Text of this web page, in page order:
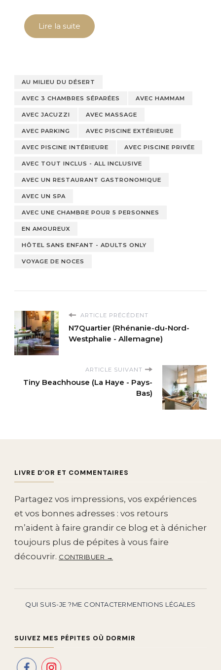
Lire la suite
AU MILIEU DU DÉSERT
AVEC 3 CHAMBRES SÉPARÉES AVEC HAMMAM
AVEC JACUZZI AVEC MASSAGE
AVEC PARKING AVEC PISCINE EXTÉRIEURE
AVEC PISCINE INTÉRIEURE AVEC PISCINE PRIVÉE
AVEC TOUT INCLUS - ALL INCLUSIVE
AVEC UN RESTAURANT GASTRONOMIQUE
AVEC UN SPA
AVEC UNE CHAMBRE POUR 5 PERSONNES
EN AMOUREUX
HÔTEL SANS ENFANT - ADULTS ONLY
VOYAGE DE NOCES
ARTICLE PRÉCÉDENT
N7Quartier (Rhénanie-du-Nord-
Westphalie - Allemagne)
ARTICLE SUIVANT
Tiny Beachhouse (La Haye - Pays-
Bas)
LIVRE D’OR ET COMMENTAIRES
Partagez vos impressions, vos expériences
et vos bonnes adresses : vos retours
m’aident à faire grandir ce blog et à dénicher
toujours plus de pépites à vous faire
découvrir. CONTRIBUER →
QUI SUIS-JE ?ME CONTACTERMENTIONS LÉGALES
SUIVEZ MES PÉPITES OÙ DORMIR